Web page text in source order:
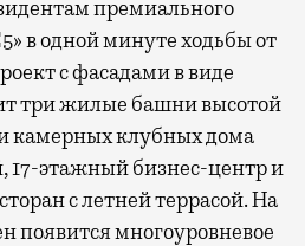
премиального
в одной минуте ходьбы от
с фасадами в виде
три жилые башни высотой
камерных клубных дома
17-этажный бизнес-центр и
с летней террасой. На
появится многоуровневое